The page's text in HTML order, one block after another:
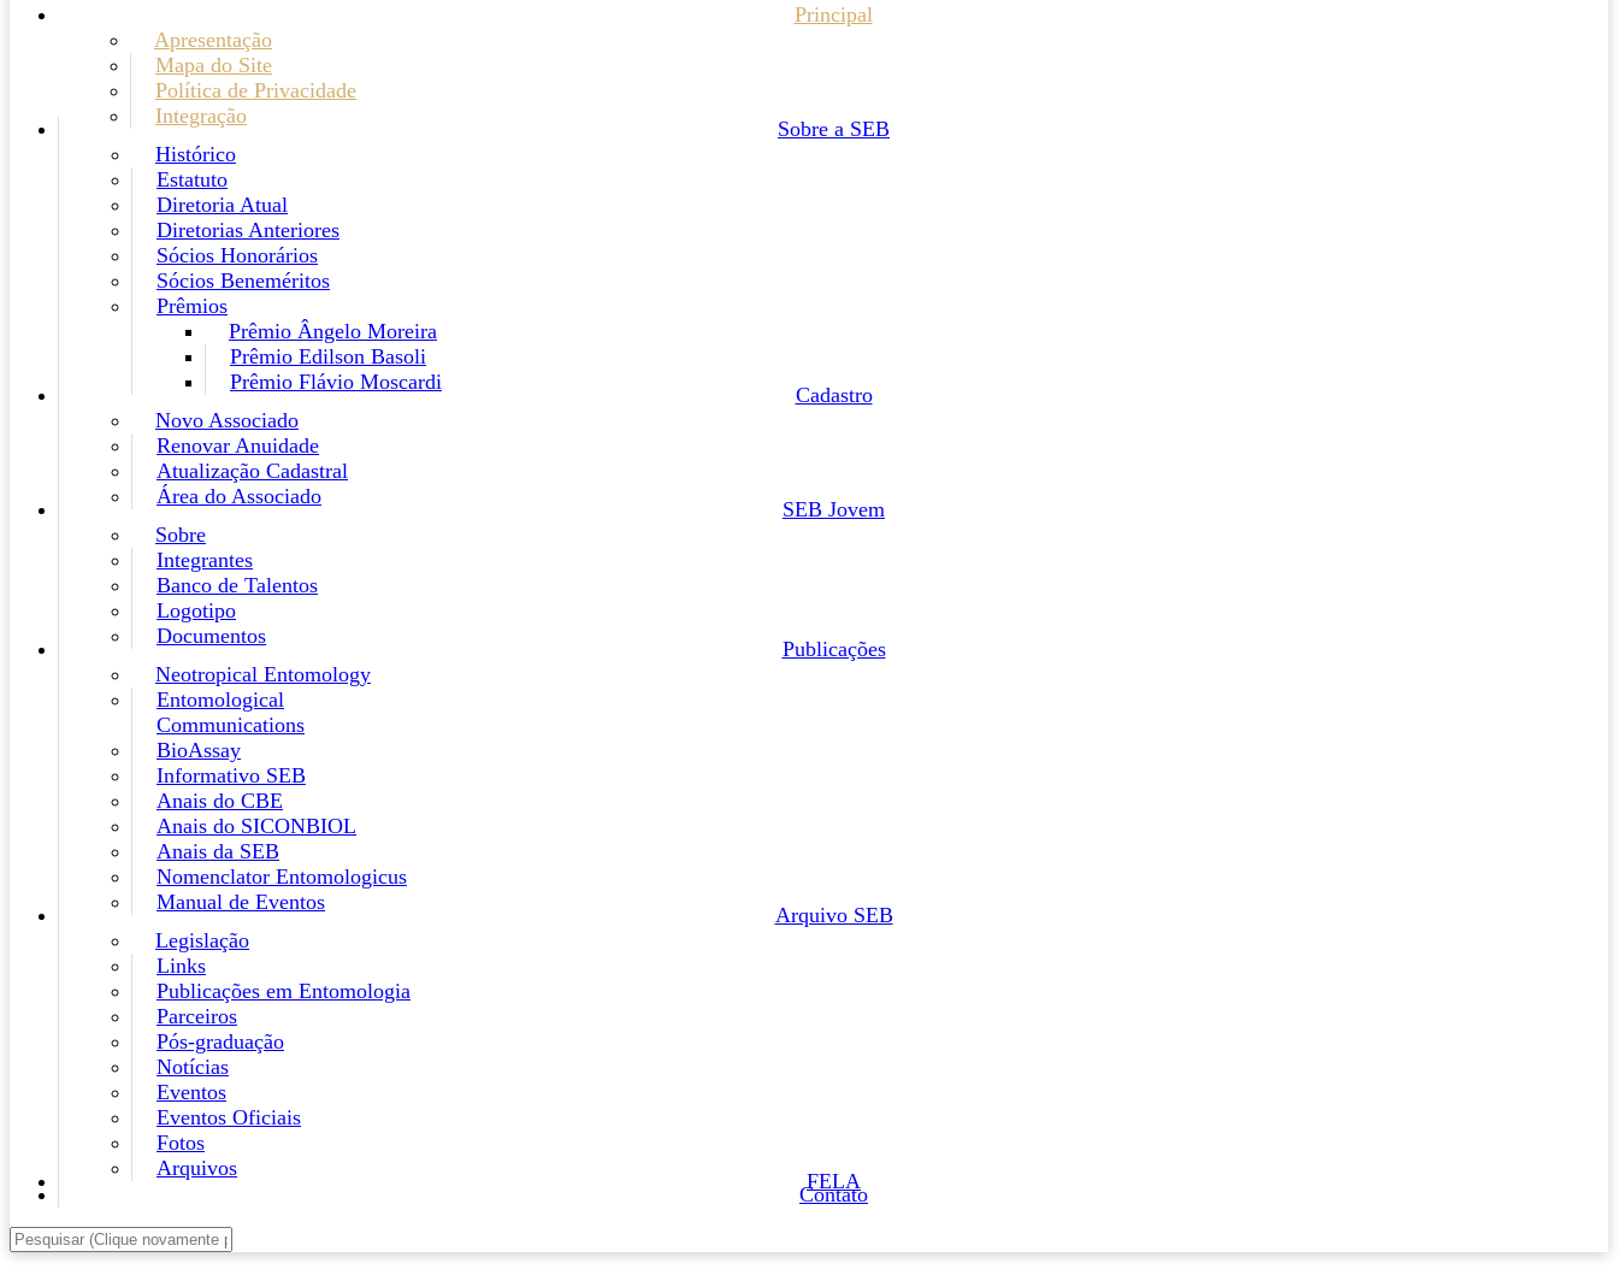
Principal
Apresentação
Mapa do Site
Política de Privacidade
Integração
Sobre a SEB
Histórico
Estatuto
Diretoria Atual
Diretorias Anteriores
Sócios Honorários
Sócios Beneméritos
Prêmios
Prêmio Ângelo Moreira
Prêmio Edilson Basoli
Prêmio Flávio Moscardi
Cadastro
Novo Associado
Renovar Anuidade
Atualização Cadastral
Área do Associado
SEB Jovem
Sobre
Integrantes
Banco de Talentos
Logotipo
Documentos
Publicações
Neotropical Entomology
Entomological
Communications
BioAssay
Informativo SEB
Anais do CBE
Anais do SICONBIOL
Anais da SEB
Nomenclator Entomologicus
Manual de Eventos
Arquivo SEB
Legislação
Links
Publicações em Entomologia
Parceiros
Pós-graduação
Notícias
Eventos
Eventos Oficiais
Fotos
Arquivos
FELA
Contato